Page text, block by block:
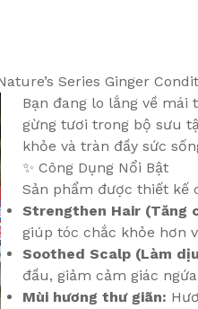
Series Ginger
Bạn đang lo lắng về mái
gừng tươi trong bộ sưu
khỏe và tràn đầy sức
✨ Công Dụng Nổi Bật
Sản phẩm được thiết kế
Strengthen Hair (Tăng
giúp tóc chắc khỏe hơn
Soothed Scalp (Làm
đầu, giảm cảm giác
Mùi hương thư giãn: